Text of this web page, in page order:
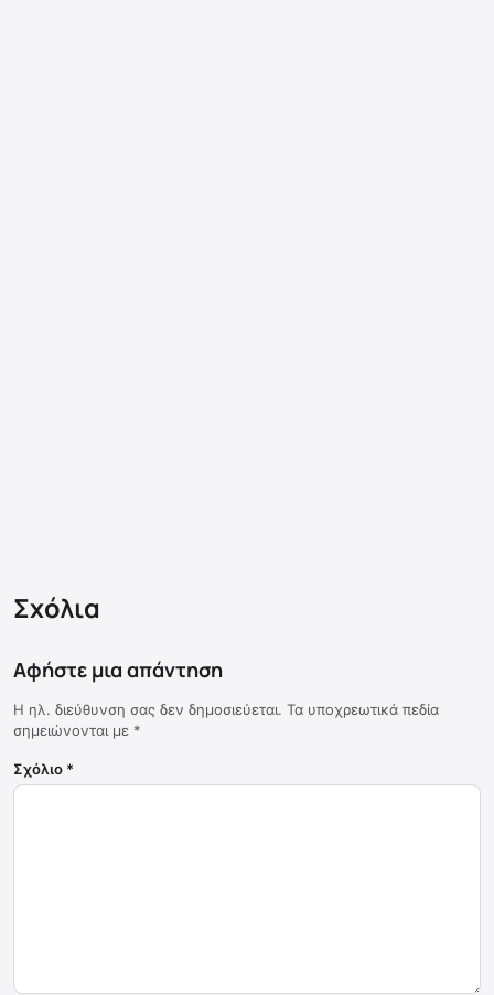
Σχόλια
Αφήστε μια απάντηση
Η ηλ. διεύθυνση σας δεν δημοσιεύεται. Τα υποχρεωτικά πεδία
σημειώνονται με *
Σχόλιο *